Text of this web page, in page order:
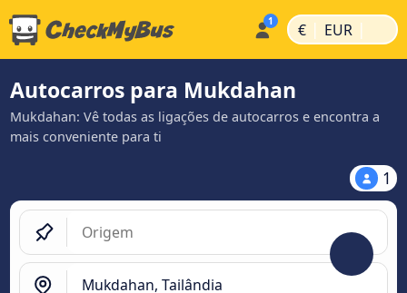
€ | EUR |
Autocarros para Mukdahan
Mukdahan: Vê todas as ligações de autocarros e encontra a
mais conveniente para ti
1